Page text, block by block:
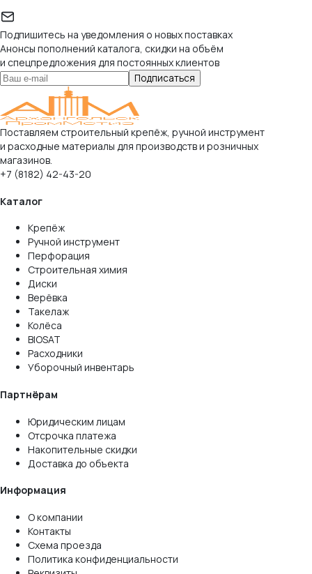
Подпишитесь на уведомления о новых поставках
Анонсы пополнений каталога, скидки на объём
и спецпредложения для постоянных клиентов
Подписаться
Поставляем строительный крепёж, ручной инструмент
и расходные материалы для производств и розничных
магазинов.
+7 (8182) 42-43-20
Каталог
Крепёж
Ручной инструмент
Перфорация
Строительная химия
Диски
Верёвка
Такелаж
Колёса
BIOSAT
Расходники
Уборочный инвентарь
Партнёрам
Юридическим лицам
Отсрочка платежа
Накопительные скидки
Доставка до объекта
Информация
О компании
Контакты
Схема проезда
Политика конфиденциальности